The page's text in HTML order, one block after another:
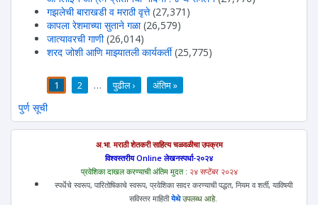
गझलेची बाराखडी व मराठी वृत्ते (27,371)
कापला रेशमाच्या सुताने गळा (26,579)
जात्यावरची गाणी (26,014)
शरद जोशी आणि माझ्यातली कार्यकर्ती (25,775)
1 2 … पुढील › अंतिम »
पुर्ण सूची
अ.भा. मराठी शेतकरी साहित्य चळवळीचा उपक्रम
विश्वस्तरीय Online लेखनस्पर्धा-२०२४
प्रवेशिका दाखल करण्याची अंतिम मुदत : २४ सप्टेंबर २०२४
स्पर्धेचे स्वरूप, पारितोषिकाचे स्वरूप, प्रवेशिका सादर करण्याची पद्धत, नियम व शर्ती, याविषयी
सविस्तर माहितीयेथेउपलब्ध आहे.